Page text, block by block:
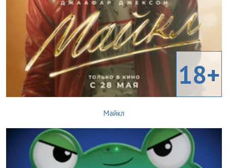
18+
Майкл